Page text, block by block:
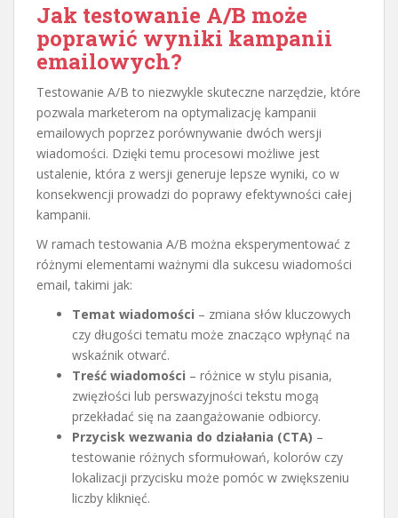
Jak testowanie A/B może
poprawić wyniki kampanii
emailowych?
Testowanie A/B to niezwykle skuteczne narzędzie, które
pozwala marketerom na optymalizację kampanii
emailowych poprzez porównywanie dwóch wersji
wiadomości. Dzięki temu procesowi możliwe jest
ustalenie, która z wersji generuje lepsze wyniki, co w
konsekwencji prowadzi do poprawy efektywności całej
kampanii.
W ramach testowania A/B można eksperymentować z
różnymi elementami ważnymi dla sukcesu wiadomości
email, takimi jak:
Temat wiadomości – zmiana słów kluczowych
czy długości tematu może znacząco wpłynąć na
wskaźnik otwarć.
Treść wiadomości – różnice w stylu pisania,
zwięzłości lub perswazyjności tekstu mogą
przekładać się na zaangażowanie odbiorcy.
Przycisk wezwania do działania (CTA) –
testowanie różnych sformułowań, kolorów czy
lokalizacji przycisku może pomóc w zwiększeniu
liczby kliknięć.